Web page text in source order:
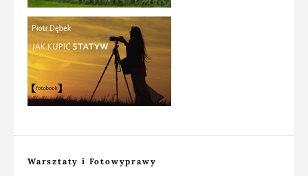
Warsztaty i Fotowyprawy